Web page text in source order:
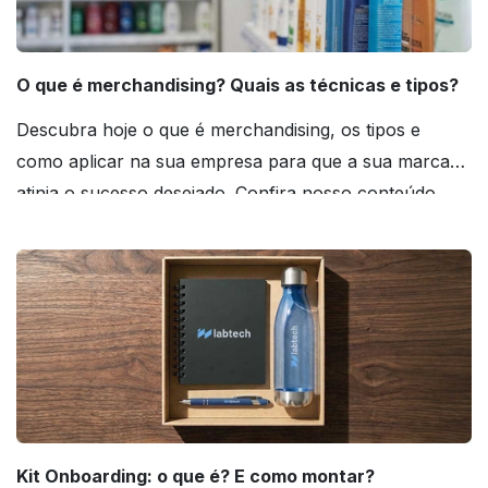
O que é merchandising? Quais as técnicas e tipos?
Descubra hoje o que é merchandising, os tipos e
como aplicar na sua empresa para que a sua marca
atinja o sucesso desejado. Confira nosso conteúdo
Kit Onboarding: o que é? E como montar?